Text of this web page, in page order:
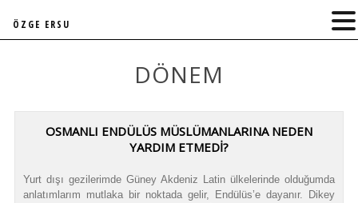
DÖNEM
OSMANLI ENDÜLÜS MÜSLÜMANLARINA NEDEN
YARDIM ETMEDİ?
Yurt dışı gezilerimde Güney Akdeniz Latin ülkelerinde olduğumda
anlatımlarım mutlaka bir noktada gelir, Endülüs’e dayanır. Dikey
ÖZGE ERSU